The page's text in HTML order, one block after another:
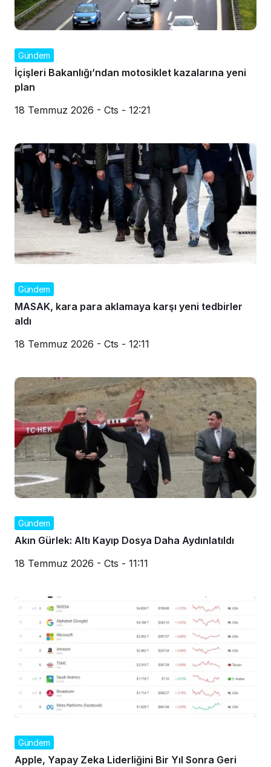
Gündem
İçişleri Bakanlığı’ndan motosiklet kazalarına yeni
plan
18 Temmuz 2026 - Cts - 12:21
Gündem
MASAK, kara para aklamaya karşı yeni tedbirler
aldı
18 Temmuz 2026 - Cts - 12:11
Gündem
Akın Gürlek: Altı Kayıp Dosya Daha Aydınlatıldı
18 Temmuz 2026 - Cts - 11:11
Gündem
Apple, Yapay Zeka Liderliğini Bir Yıl Sonra Geri